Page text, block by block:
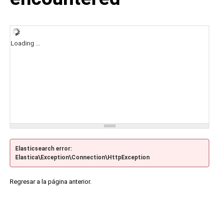
Loading ...
Elasticsearch error:
Elastica\Exception\Connection\HttpException
Regresar a la página anterior.